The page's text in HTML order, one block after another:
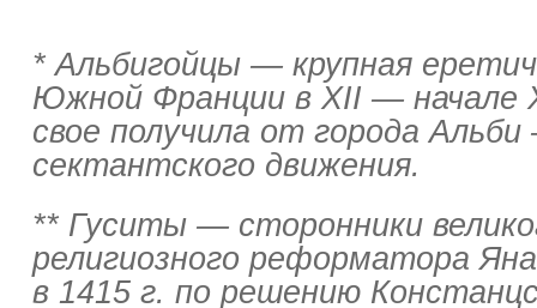
* Альбигойцы — крупная
Южной Франции в XII — начале
свое получила от города
сектантского движения.
** Гуситы — сторонники
религиозного реформатора
в 1415 г. по решению